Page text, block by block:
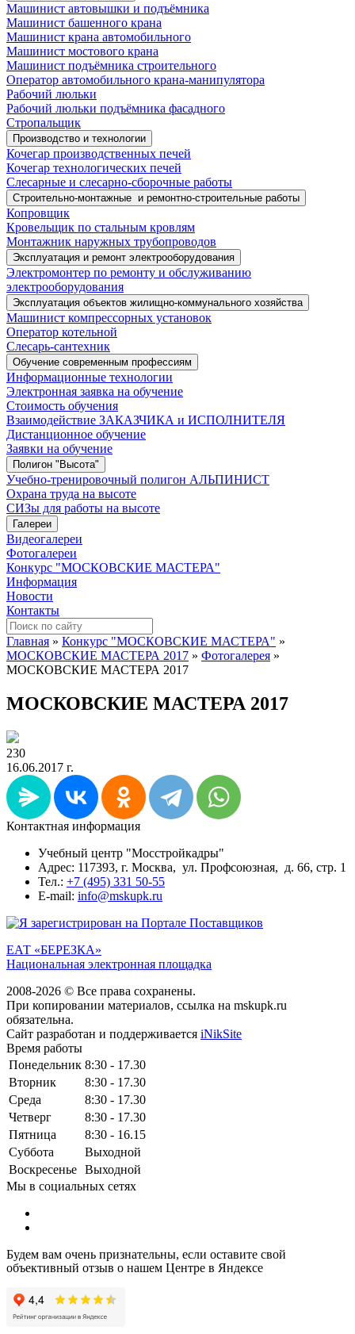
Машинист автовышки и подъёмника
Машинист башенного крана
Машинист крана автомобильного
Машинист мостового крана
Машинист подъёмника строительного
Оператор автомобильного крана-манипулятора
Рабочий люльки
Рабочий люльки подъёмника фасадного
Стропальщик
Производство и технологии
Кочегар производственных печей
Кочегар технологических печей
Слесарные и слесарно-сборочные работы
Строительно-монтажные и ремонтно-строительные работы
Копровщик
Кровельщик по стальным кровлям
Монтажник наружных трубопроводов
Эксплуатация и ремонт электрооборудования
Электромонтер по ремонту и обслуживанию
электрооборудования
Эксплуатация объектов жилищно-коммунального хозяйства
Машинист компрессорных установок
Оператор котельной
Слесарь-сантехник
Обучение современным профессиям
Информационные технологии
Электронная заявка на обучение
Стоимость обучения
Взаимодействие ЗАКАЗЧИКА и ИСПОЛНИТЕЛЯ
Дистанционное обучение
Заявки на обучение
Полигон "Высота"
Учебно-тренировочный полигон АЛЬПИНИСТ
Охрана труда на высоте
СИЗы для работы на высоте
Галереи
Видеогалереи
Фотогалереи
Конкурс "МОСКОВСКИЕ МАСТЕРА"
Информация
Новости
Контакты
Главная » Конкурс "МОСКОВСКИЕ МАСТЕРА" »
МОСКОВСКИЕ МАСТЕРА 2017 » Фотогалерея »
МОСКОВСКИЕ МАСТЕРА 2017
МОСКОВСКИЕ МАСТЕРА 2017
230
16.06.2017 г.
Контактная информация
Учебный центр "Мосстройкадры"
Адрес: 117393, г. Москва, ул. Профсоюзная, д. 66, стр. 1
Тел.: +7 (495) 331 50-55
E-mail: info@mskupk.ru
ЕАТ «БЕРЕЗКА»
Национальная электронная площадка
2008-2026 © Все права сохранены.
При копировании материалов, ссылка на mskupk.ru
обязательна.
Сайт разработан и поддерживается iNikSite
Время работы
Понедельник 8:30 - 17.30
Вторник
8:30 - 17.30
Среда
8:30 - 17.30
Четверг
8:30 - 17.30
Пятница
8:30 - 16.15
Суббота
Выходной
Воскресенье Выходной
Мы в социальных сетях
Будем вам очень признательны, если оставите свой
объективный отзыв о нашем Центре в Яндексе